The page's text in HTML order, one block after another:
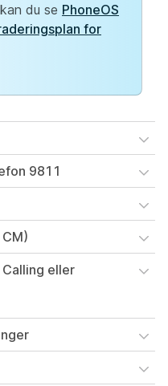
du se PhoneOS
for
9811
eller